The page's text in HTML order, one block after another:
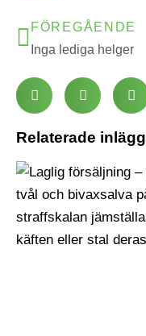
FÖREGÅENDE
Inga lediga helger
Relaterade inlägg